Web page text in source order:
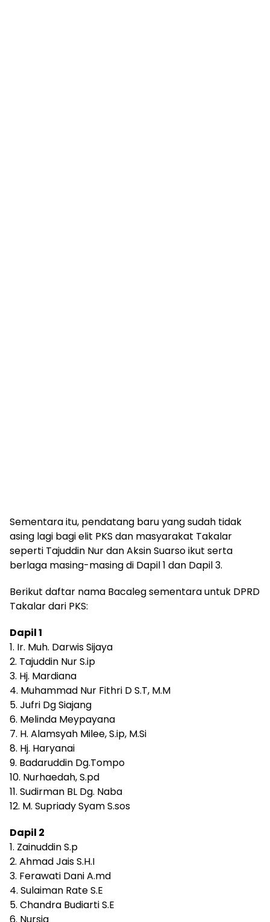
Sementara itu, pendatang baru yang sudah tidak
asing lagi bagi elit PKS dan masyarakat Takalar
seperti Tajuddin Nur dan Aksin Suarso ikut serta
berlaga masing-masing di Dapil 1 dan Dapil 3.
Berikut daftar nama Bacaleg sementara untuk DPRD
Takalar dari PKS:
Dapil 1
1. Ir. Muh. Darwis Sijaya
2. Tajuddin Nur S.ip
3. Hj. Mardiana
4. Muhammad Nur Fithri D S.T, M.M
5. Jufri Dg Siajang
6. Melinda Meypayana
7. H. Alamsyah Milee, S.ip, M.Si
8. Hj. Haryanai
9. Badaruddin Dg.Tompo
10. Nurhaedah, S.pd
11. Sudirman BL Dg. Naba
12. M. Supriady Syam S.sos
Dapil 2
1. Zainuddin S.p
2. Ahmad Jais S.H.I
3. Ferawati Dani A.md
4. Sulaiman Rate S.E
5. Chandra Budiarti S.E